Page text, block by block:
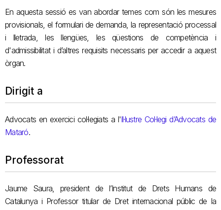
En aquesta sessió es van abordar temes com són les mesures
provisionals, el formulari de demanda, la representació processal
i lletrada, les llengües, les qüestions de competència i
d'admissibilitat i d’altres requisits necessaris per accedir a aquest
òrgan.
Dirigit a
Advocats en exercici col·legiats a l'Il·lustre Col·legi d’Advocats de
Mataró.
Professorat
Jaume Saura, president de l’Institut de Drets Humans de
Catalunya i Professor titular de Dret internacional públic de la